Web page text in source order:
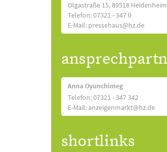
Olgastraße 15, 89518 Heidenheim
Telefon: 07321 - 347 0
E-Mail: pressehaus@hz.de
Anna Oyunchimeg
Telefon: 07321 - 347 342
E-Mail: anzeigenmarkt@hz.de
shortlinks